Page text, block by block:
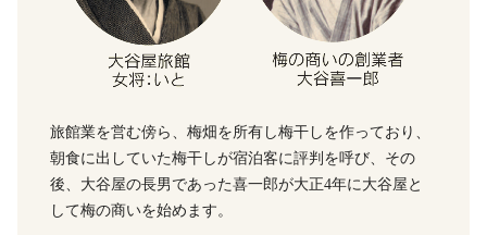
旅館業を営む傍ら、梅畑を所有し梅干しを作っており、
朝食に出していた梅干しが宿泊客に評判を呼び、その
後、大谷屋の長男であった喜一郎が大正4年に大谷屋と
して梅の商いを始めます。